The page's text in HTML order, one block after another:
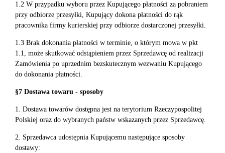
1.2 W przypadku wyboru przez Kupującego płatności za pobraniem
przy odbiorze przesyłki, Kupujący dokona płatności do rąk
pracownika firmy kurierskiej przy odbiorze dostarczonej przesyłki.
1.3 Brak dokonania płatności w terminie, o którym mowa w pkt
1.1, może skutkować odstąpieniem przez Sprzedawcę od realizacji
Zamówienia po uprzednim bezskutecznym wezwaniu Kupującego
do dokonania płatności.
§7 Dostawa towaru - sposoby
1. Dostawa towarów dostępna jest na terytorium Rzeczypospolitej
Polskiej oraz do wybranych państw wskazanych przez Sprzedawcę.
2. Sprzedawca udostępnia Kupującemu następujące sposoby
dostawy: